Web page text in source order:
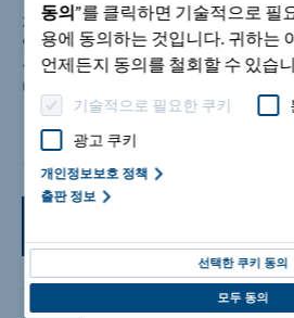
동의”를 클릭하면 기술적으로 필
용에 동의하는 것입니다. 귀하는
언제든지 동의를 철회할 수 있습
기술적으로 필요한 쿠키
광고 쿠키
개인정보보호 정책
출판 정보
선택한 쿠키 동의
모두 동의
가장 잘 알려진 복합 자재 중 하나는 유리
입니다. 전자기기, 상가 빌딩 등과 같은
성이 좋고 내구성이 우수한 자재를 제조
니다.